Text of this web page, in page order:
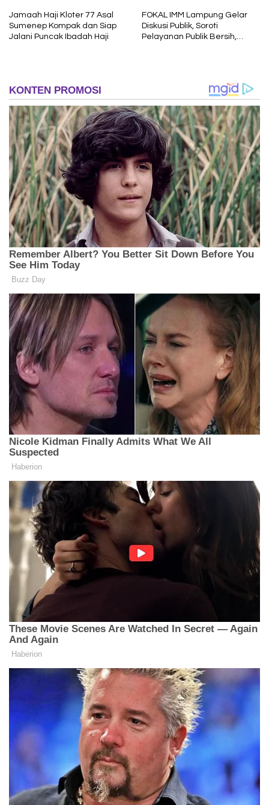
Jamaah Haji Kloter 77 Asal
Sumenep Kompak dan Siap
Jalani Puncak Ibadah Haji
FOKAL IMM Lampung Gelar
Diskusi Publik, Soroti
Pelayanan Publik Bersih,